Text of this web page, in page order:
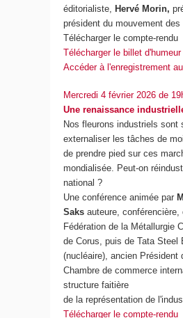
éditorialiste,Hervé Morin,
président du mouvement
Télécharger le compte-rendu
Télécharger le billet d'humeur
Accéder à l'enregistrement
Mercredi 4 février 2026 de
Une renaissance
Nos fleurons industriels sont
externaliser les tâches de
de prendre pied sur ces
mondialisée. Peut-on
national ?
Une conférence animée par
Saks auteure,
Fédération de la Métallurgie
de Corus, puis de Tata Steel
(nucléaire), ancien Président
Chambre de commerce
structure faitière
de la représentation de
Télécharger le compte-rendu